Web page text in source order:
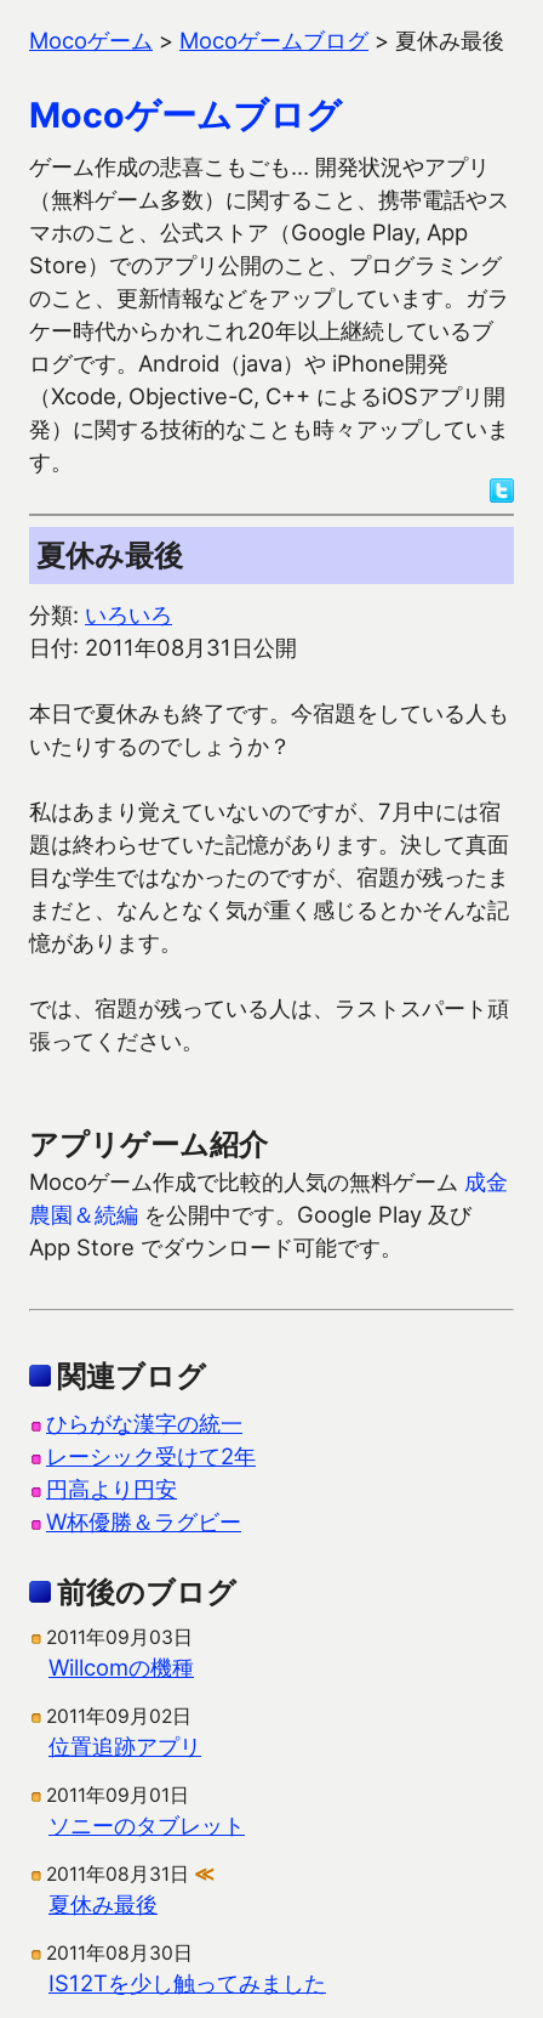
Mocoゲーム > Mocoゲームブログ> 夏休み最後
Mocoゲームブログ
ゲーム作成の悲喜こもごも… 開発状況やアプリ
（無料ゲーム多数）に関すること、携帯電話やス
マホのこと、公式ストア（Google Play, App
Store）でのアプリ公開のこと、プログラミング
のこと、更新情報などをアップしています。ガラ
ケー時代からかれこれ20年以上継続しているブ
ログです。Android（java）や iPhone開発
（Xcode, Objective-C, C++ によるiOSアプリ開
発）に関する技術的なことも時々アップしていま
す。
夏休み最後
分類: いろいろ
日付: 2011年08月31日公開
本日で夏休みも終了です。今宿題をしている人も
いたりするのでしょうか？
私はあまり覚えていないのですが、7月中には宿
題は終わらせていた記憶があります。決して真面
目な学生ではなかったのですが、宿題が残ったま
まだと、なんとなく気が重く感じるとかそんな記
憶があります。
では、宿題が残っている人は、ラストスパート頑
張ってください。
アプリゲーム紹介
Mocoゲーム作成で比較的人気の無料ゲーム 成金
農園＆続編 を公開中です。Google Play 及び
App Store でダウンロード可能です。
関連ブログ
ひらがな漢字の統一
レーシック受けて2年
円高より円安
W杯優勝＆ラグビー
前後のブログ
2011年09月03日
Willcomの機種
2011年09月02日
位置追跡アプリ
2011年09月01日
ソニーのタブレット
2011年08月31日 ≪
夏休み最後
2011年08月30日
IS12Tを少し触ってみました